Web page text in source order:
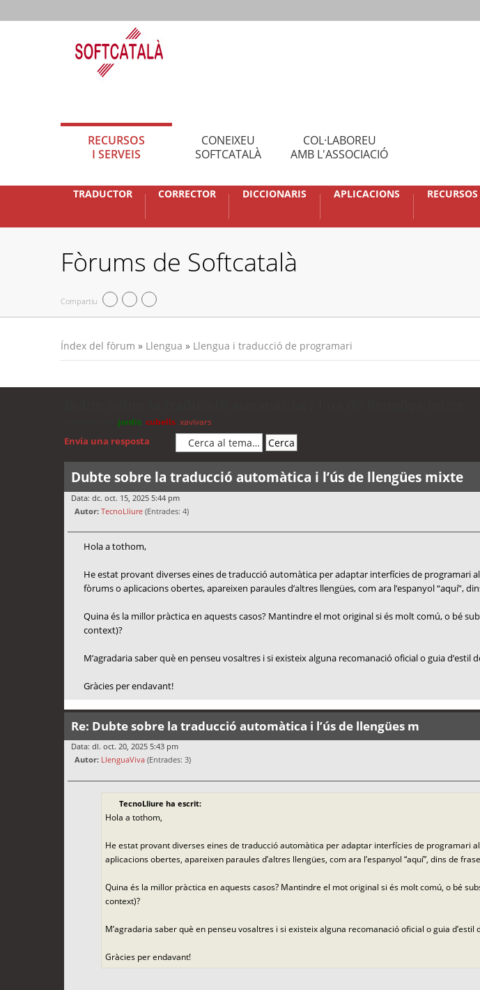
RECURSOS
I SERVEIS
CONEIXEU
SOFTCATALÀ
COL·LABOREU
AMB L'ASSOCIACIÓ
TRADUCTOR CORRECTOR DICCIONARIS APLICACIONS
Fòrums de Softcatalà
Compartiu
Índex del fòrum » Llengua » Llengua i traducció de programari
jordis cubells xavivars
Envia una resposta
Dubte sobre la traducció automàtica i l’ús de llengües mixte
Data: dc. oct. 15, 2025 5:44 pm
Autor: TecnoLliure (Entrades: 4)
Hola a tothom,
He estat provant diverses eines de traducció automàtica per adaptar interfícies de programari
fòrums o aplicacions obertes, apareixen paraules d’altres llengües, com ara l’espanyol “aquí”,
Quina és la millor pràctica en aquests casos? Mantindre el mot original si és molt comú, o bé
context)?
M’agradaria saber què en penseu vosaltres i si existeix alguna recomanació oficial o guia
Gràcies per endavant!
Re: Dubte sobre la traducció automàtica i l’ús de llengües m
Data: dl. oct. 20, 2025 5:43 pm
Autor: LlenguaViva (Entrades: 3)
TecnoLliure ha escrit:
Hola a tothom,
He estat provant diverses eines de traducció automàtica per adaptar interfícies de programari
aplicacions obertes, apareixen paraules d’altres llengües, com ara l’espanyol “aquí”, dins de
Quina és la millor pràctica en aquests casos? Mantindre el mot original si és molt comú, o bé
context)?
M’agradaria saber què en penseu vosaltres i si existeix alguna recomanació oficial o guia
Gràcies per endavant!